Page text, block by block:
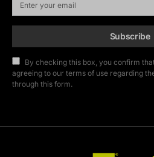
Subscribe
By checking this box, you confirm
agreeing to our terms of use regarding
through this form.